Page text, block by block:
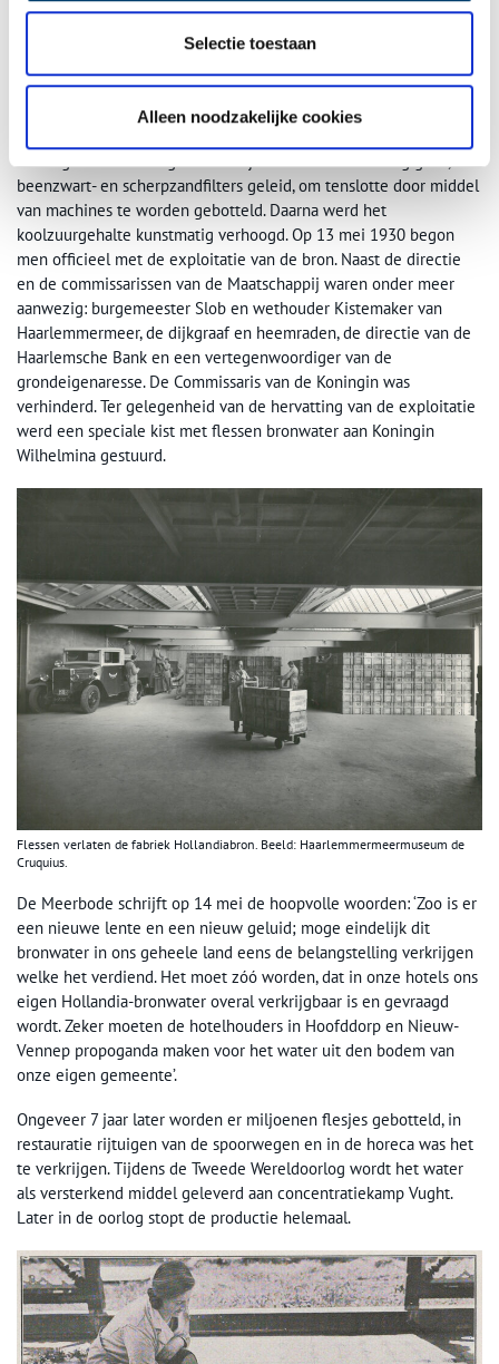
Selectie toestaan
Alleen noodzakelijke cookies
Kuipen voor 2000 liter en filter. Beeld: Haarlemmermeermuseum de Cruquius.
Vervolgens werd het geheel ontijzerde water door enig grint,
beenzwart- en scherpzandfilters geleid, om tenslotte door middel
van machines te worden gebotteld. Daarna werd het
koolzuurgehalte kunstmatig verhoogd. Op 13 mei 1930 begon
men officieel met de exploitatie van de bron. Naast de directie
en de commissarissen van de Maatschappij waren onder meer
aanwezig: burgemeester Slob en wethouder Kistemaker van
Haarlemmermeer, de dijkgraaf en heemraden, de directie van de
Haarlemsche Bank en een vertegenwoordiger van de
grondeigenaresse. De Commissaris van de Koningin was
verhinderd. Ter gelegenheid van de hervatting van de exploitatie
werd een speciale kist met flessen bronwater aan Koningin
Wilhelmina gestuurd.
Flessen verlaten de fabriek Hollandiabron. Beeld: Haarlemmermeermuseum de
Cruquius.
De Meerbode schrijft op 14 mei de hoopvolle woorden: ‘Zoo is er
een nieuwe lente en een nieuw geluid; moge eindelijk dit
bronwater in ons geheele land eens de belangstelling verkrijgen
welke het verdiend. Het moet zóó worden, dat in onze hotels ons
eigen Hollandia-bronwater overal verkrijgbaar is en gevraagd
wordt. Zeker moeten de hotelhouders in Hoofddorp en Nieuw-
Vennep propoganda maken voor het water uit den bodem van
onze eigen gemeente’.
Ongeveer 7 jaar later worden er miljoenen flesjes gebotteld, in
restauratie rijtuigen van de spoorwegen en in de horeca was het
te verkrijgen. Tijdens de Tweede Wereldoorlog wordt het water
als versterkend middel geleverd aan concentratiekamp Vught.
Later in de oorlog stopt de productie helemaal.